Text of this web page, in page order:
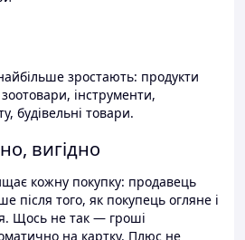
зростають: продукти
інструменти,
будівельні товари.
вигідно
кожну покупку: продавець
після того, як покупець огляне і
Щось не так — гроші
на картку. Плюс не